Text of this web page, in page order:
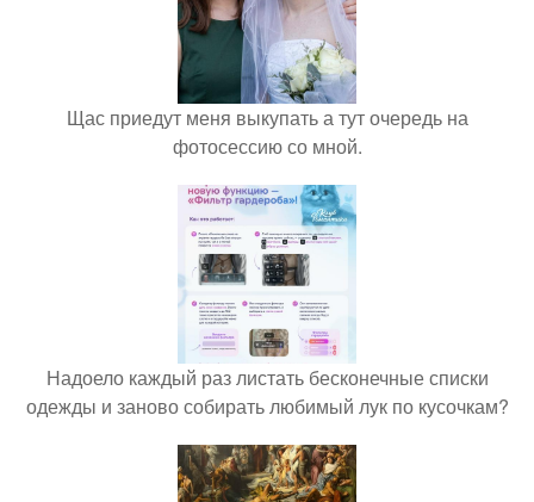
Щас приедут меня выкупать а тут очередь на
фотосессию со мной.
Надоело каждый раз листать бесконечные списки
одежды и заново собирать любимый лук по кусочкам?